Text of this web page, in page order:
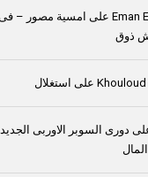
Eman على امسية مصور –
ذوق
على استغلال
دورى السوبر الاوربى